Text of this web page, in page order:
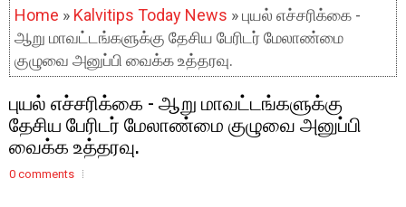
Home » Kalvitips Today News » புயல் எச்சரிக்கை -
ஆறு மாவட்டங்களுக்கு தேசிய பேரிடர் மேலாண்மை
குழுவை அனுப்பி வைக்க உத்தரவு.
புயல் எச்சரிக்கை - ஆறு மாவட்டங்களுக்கு
தேசிய பேரிடர் மேலாண்மை குழுவை அனுப்பி
வைக்க உத்தரவு.
0 comments